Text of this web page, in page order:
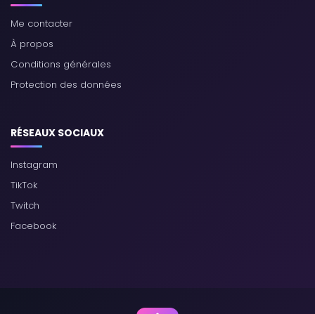
Me contacter
À propos
Conditions générales
Protection des données
RÉSEAUX SOCIAUX
Instagram
TikTok
Twitch
Facebook